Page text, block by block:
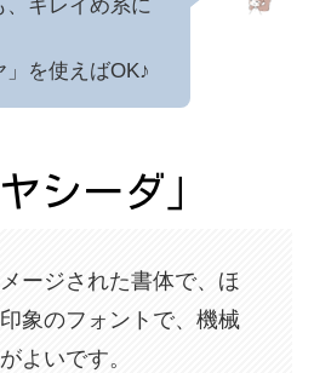
、キレイめ系に
を使えばOK♪
ージされた書体で、ほ
象のフォントで、機械
よいです。